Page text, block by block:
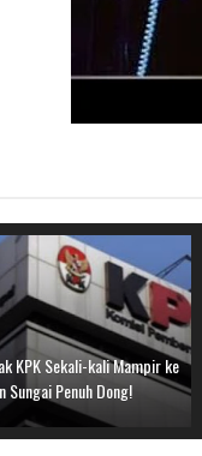
KPK Sekali-kali Mampir ke
Sungai Penuh Dong!